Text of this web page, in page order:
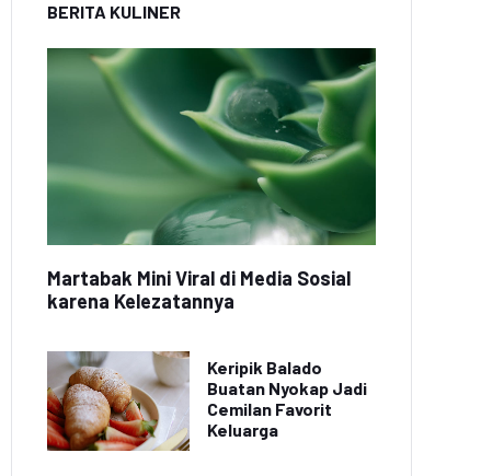
BERITA KULINER
Martabak Mini Viral di Media Sosial
karena Kelezatannya
Keripik Balado
Buatan Nyokap Jadi
Cemilan Favorit
Keluarga